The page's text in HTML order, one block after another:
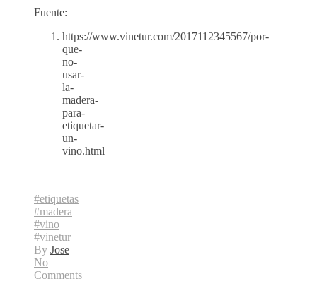
Fuente:
https://www.vinetur.com/2017112345567/por-
que-
no-
usar-
la-
madera-
para-
etiquetar-
un-
vino.html
#etiquetas
#madera
#vino
#vinetur
By Jose
No
Comments